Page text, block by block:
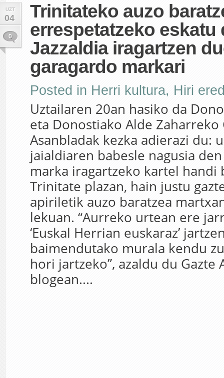
UZT
04
0
Trinitateko auzo
errespetatzeko eskatu
Jazzaldia iragartzen
garagardo markari
Posted in Herri kultura, Hiri
Uztailaren 20an hasiko da
eta Donostiako Alde Zaharreko
Asanbladak kezka adierazi du:
jaialdiaren babesle nagusia
marka iragartzeko kartel handi
Trinitate plazan, hain justu
apiriletik auzo baratzea
lekuan. “Aurreko urtean ere
‘Euskal Herrian euskaraz’
baimendutako murala kendu
hori jartzeko”, azaldu du Gazte
blogean....